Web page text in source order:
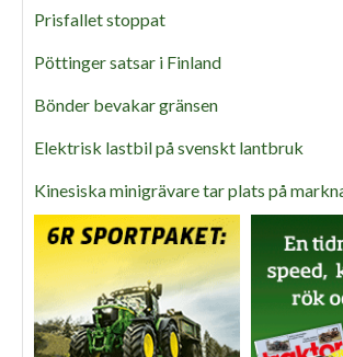
Prisfallet stoppat
Pöttinger satsar i Finland
Bönder bevakar gränsen
Elektrisk lastbil på svenskt lantbruk
Kinesiska minigrävare tar plats på